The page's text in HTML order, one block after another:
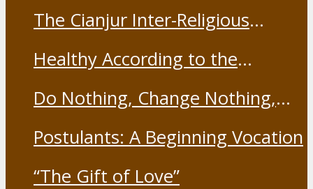
The Cianjur Inter-Religious
19 Vaccine
Healthy According to the
Do Nothing, Change Nothing,
Postulants: A Beginning Vocation
“The Gift of Love”